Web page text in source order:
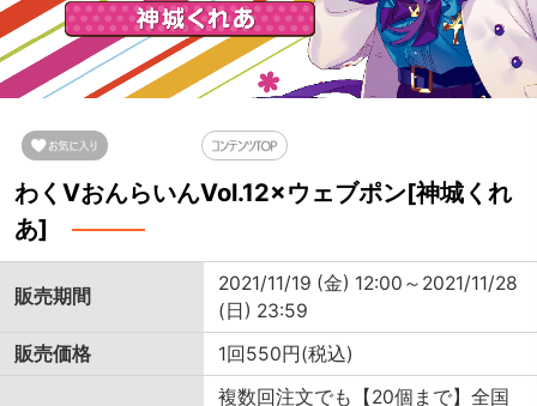
わくVおんらいんVol.12×ウェブポン[神城くれ
あ]
販売期間
2021/11/19 (金) 12:00～2021/11/28
(日) 23:59
販売価格
1回550円(税込)
複数回注文でも【20個まで】全国